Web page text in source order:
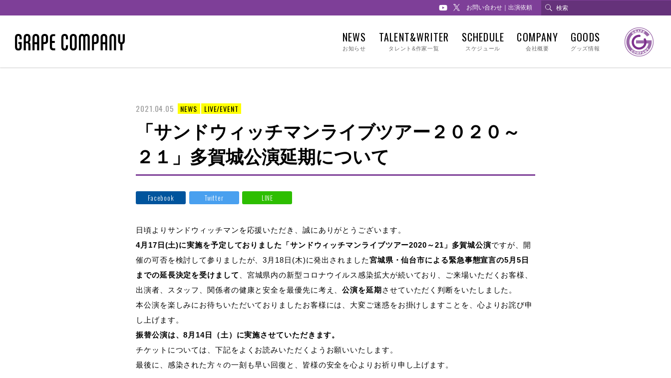
お問い合わせ｜出演依頼
NEWS
お知らせ
TALENT&WRITER
タレント&作家一覧
SCHEDULE
スケジュール
COMPANY
会社概要
GOODS
グッズ情報
2021.04.05 NEWS LIVE/EVENT
「サンドウィッチマンライブツアー２０２０～
２１」多賀城公演延期について
Facebook Twitter LINE
日頃よりサンドウィッチマンを応援いただき、誠にありがとうございます。
4月17日(土)に実施を予定しておりました「サンドウィッチマンライブツアー2020～21」多賀城公演ですが、開
催の可否を検討して参りましたが、3月18日(木)に発出されました宮城県・仙台市による緊急事態宣言の5月5日
までの延長決定を受けまして
、宮城県内の新型コロナウイルス感染拡大が続いており、ご来場いただくお客様、
出演者、スタッフ、関係者の健康と安全を最優先に考え、公演を延期 させていただく判断をいたしました。
本公演を楽しみにお待ちいただいておりましたお客様には、大変ご迷惑をお掛けしますことを、心よりお詫び申
し上げます。
振替公演は、8月14日（土）に実施させていただきます。
チケットについては、下記をよくお読みいただくようお願いいたします。
最後に、感染された方々の一刻も早い回復と、皆様の安全を心よりお祈り申し上げます。